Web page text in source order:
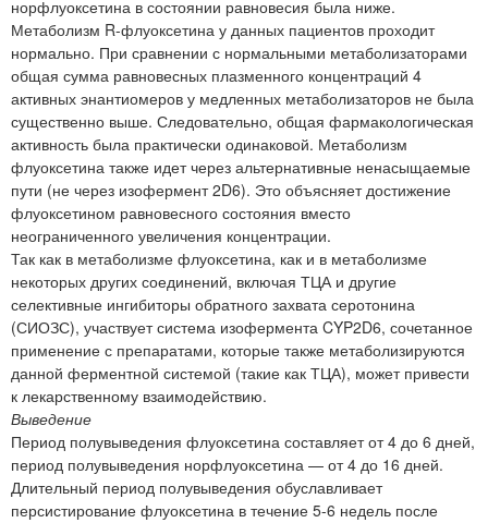
норфлуоксетина в состоянии равновесия была ниже.
Метаболизм R-флуоксетина у данных пациентов проходит
нормально. При сравнении с нормальными метаболизаторами
общая сумма равновесных плазменного концентраций 4
активных энантиомеров у медленных метаболизаторов не была
существенно выше. Следовательно, общая фармакологическая
активность была практически одинаковой. Метаболизм
флуоксетина также идет через альтернативные ненасыщаемые
пути (не через изофермент 2D6). Это объясняет достижение
флуоксетином равновесного состояния вместо
неограниченного увеличения концентрации.
Так как в метаболизме флуоксетина, как и в метаболизме
некоторых других соединений, включая ТЦА и другие
селективные ингибиторы обратного захвата серотонина
(СИОЗС), участвует система изофермента CYP2D6, сочетанное
применение с препаратами, которые также метаболизируются
данной ферментной системой (такие как ТЦА), может привести
к лекарственному взаимодействию.
Выведение
Период полувыведения флуоксетина составляет от 4 до 6 дней,
период полувыведения норфлуоксетина — от 4 до 16 дней.
Длительный период полувыведения обуславливает
персистирование флуоксетина в течение 5-6 недель после